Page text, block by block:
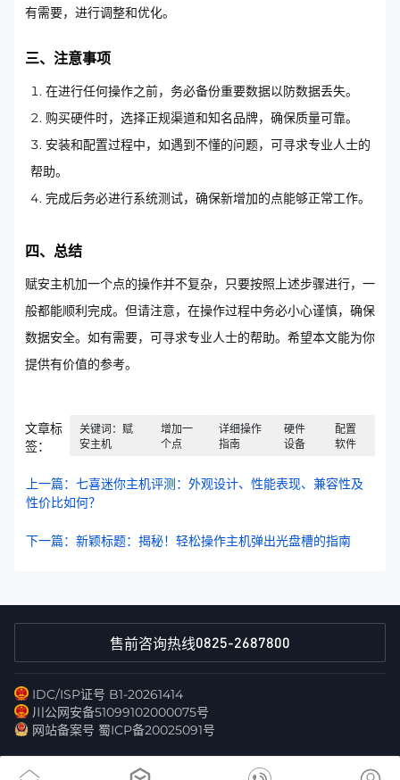
有需要，进行调整和优化。
三、注意事项
在进行任何操作之前，务必备份重要数据以防数据丢失。
购买硬件时，选择正规渠道和知名品牌，确保质量可靠。
安装和配置过程中，如遇到不懂的问题，可寻求专业人士的
帮助。
完成后务必进行系统测试，确保新增加的点能够正常工作。
四、总结
赋安主机加一个点的操作并不复杂，只要按照上述步骤进行，一
般都能顺利完成。但请注意，在操作过程中务必小心谨慎，确保
数据安全。如有需要，可寻求专业人士的帮助。希望本文能为你
提供有价值的参考。
文章标
签：
关键词：赋
安主机
增加一
个点
详细操作
指南
硬件
设备
配置
软件
上一篇：七喜迷你主机评测：外观设计、性能表现、兼容性及
性价比如何？
下一篇：新颖标题：揭秘！轻松操作主机弹出光盘槽的指南
售前咨询热线0825-2687800
IDC/ISP证号 B1-20261414
川公网安备51099102000075号
网站备案号 蜀ICP备20025091号